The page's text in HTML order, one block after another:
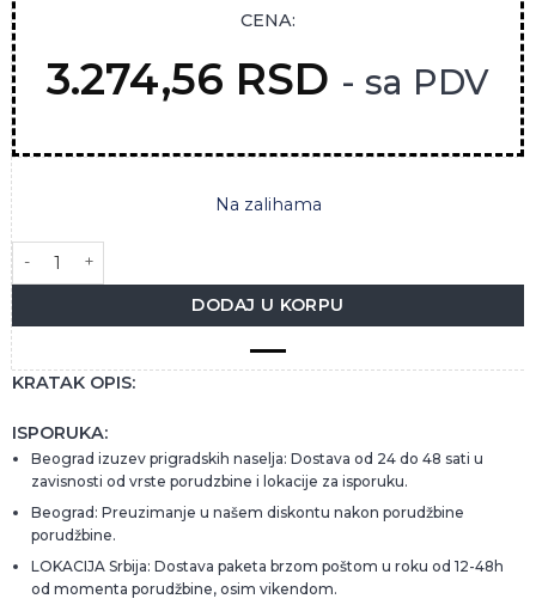
CENA:
3.274,56 RSD - sa PDV
Na zalihama
ŠAMAR RAKIJA 0,7L količina
DODAJ U KORPU
KRATAK OPIS:
ISPORUKA:
Beograd izuzev prigradskih naselja: Dostava od 24 do 48 sati u
zavisnosti od vrste porudzbine i lokacije za isporuku.
Beograd: Preuzimanje u našem diskontu nakon porudžbine
porudžbine.
LOKACIJA Srbija: Dostava paketa brzom poštom u roku od 12-48h
od momenta porudžbine, osim vikendom.